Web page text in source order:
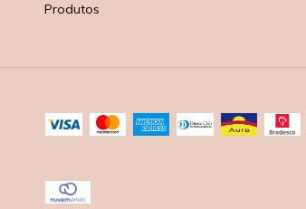
Produtos